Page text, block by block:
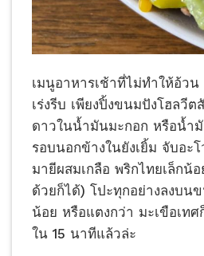
เมนูอาหารเช้าที่ไม่ทำให้อ้ว
เร่งรีบ เพียงปิ้งขนมปังโฮลวี
ดาวในน้ำมันมะกอก หรือน้ำ
รอบนอกข้างในยังเยิ้ม จับอะ
มายีผสมเกลือ พริกไทยเล็กน้
ด้วยก็ได้) โปะทุกอย่างลงบน
น้อย หรือแตงกว่า มะเขือเท
ใน 15 นาทีแล้วล่ะ